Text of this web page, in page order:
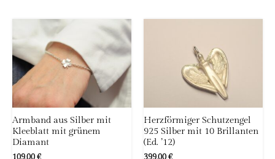
Armband aus Silber mit
Kleeblatt mit grünem
Diamant
Herzförmiger Schutzengel
925 Silber mit 10 Brillanten
(Ed. ’12)